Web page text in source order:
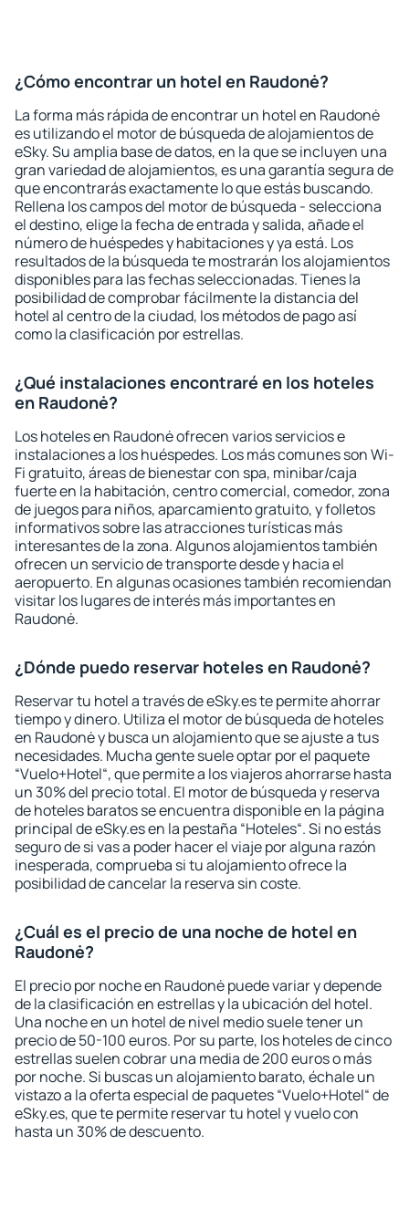
¿Cómo encontrar un hotel en Raudonė?
La forma más rápida de encontrar un hotel en Raudonė
es utilizando el motor de búsqueda de alojamientos de
eSky. Su amplia base de datos, en la que se incluyen una
gran variedad de alojamientos, es una garantía segura de
que encontrarás exactamente lo que estás buscando.
Rellena los campos del motor de búsqueda - selecciona
el destino, elige la fecha de entrada y salida, añade el
número de huéspedes y habitaciones y ya está. Los
resultados de la búsqueda te mostrarán los alojamientos
disponibles para las fechas seleccionadas. Tienes la
posibilidad de comprobar fácilmente la distancia del
hotel al centro de la ciudad, los métodos de pago así
como la clasificación por estrellas.
¿Qué instalaciones encontraré en los hoteles
en Raudonė?
Los hoteles en Raudonė ofrecen varios servicios e
instalaciones a los huéspedes. Los más comunes son Wi-
Fi gratuito, áreas de bienestar con spa, minibar/caja
fuerte en la habitación, centro comercial, comedor, zona
de juegos para niños, aparcamiento gratuito, y folletos
informativos sobre las atracciones turísticas más
interesantes de la zona. Algunos alojamientos también
ofrecen un servicio de transporte desde y hacia el
aeropuerto. En algunas ocasiones también recomiendan
visitar los lugares de interés más importantes en
Raudonė.
¿Dónde puedo reservar hoteles en Raudonė?
Reservar tu hotel a través de eSky.es te permite ahorrar
tiempo y dinero. Utiliza el motor de búsqueda de hoteles
en Raudonė y busca un alojamiento que se ajuste a tus
necesidades. Mucha gente suele optar por el paquete
“Vuelo+Hotel“, que permite a los viajeros ahorrarse hasta
un 30% del precio total. El motor de búsqueda y reserva
de hoteles baratos se encuentra disponible en la página
principal de eSky.es en la pestaña “Hoteles“. Si no estás
seguro de si vas a poder hacer el viaje por alguna razón
inesperada, comprueba si tu alojamiento ofrece la
posibilidad de cancelar la reserva sin coste.
¿Cuál es el precio de una noche de hotel en
Raudonė?
El precio por noche en Raudonė puede variar y depende
de la clasificación en estrellas y la ubicación del hotel.
Una noche en un hotel de nivel medio suele tener un
precio de 50-100 euros. Por su parte, los hoteles de cinco
estrellas suelen cobrar una media de 200 euros o más
por noche. Si buscas un alojamiento barato, échale un
vistazo a la oferta especial de paquetes “Vuelo+Hotel“ de
eSky.es, que te permite reservar tu hotel y vuelo con
hasta un 30% de descuento.